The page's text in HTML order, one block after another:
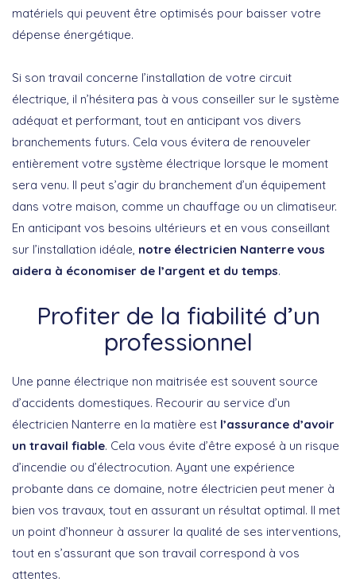
matériels qui peuvent être optimisés pour baisser votre
dépense énergétique.
Si son travail concerne l’installation de votre circuit
électrique, il n’hésitera pas à vous conseiller sur le système
adéquat et performant, tout en anticipant vos divers
branchements futurs. Cela vous évitera de renouveler
entièrement votre système électrique lorsque le moment
sera venu. Il peut s’agir du branchement d’un équipement
dans votre maison, comme un chauffage ou un climatiseur.
En anticipant vos besoins ultérieurs et en vous conseillant
sur l’installation idéale, notre électricien Nanterre vous
aidera à économiser de l’argent et du temps.
Profiter de la fiabilité d’un
professionnel
Une panne électrique non maitrisée est souvent source
d’accidents domestiques. Recourir au service d’un
électricien Nanterre en la matière est l’assurance d’avoir
un travail fiable. Cela vous évite d’être exposé à un risque
d’incendie ou d’électrocution. Ayant une expérience
probante dans ce domaine, notre électricien peut mener à
bien vos travaux, tout en assurant un résultat optimal. Il met
un point d’honneur à assurer la qualité de ses interventions,
tout en s’assurant que son travail correspond à vos
attentes.